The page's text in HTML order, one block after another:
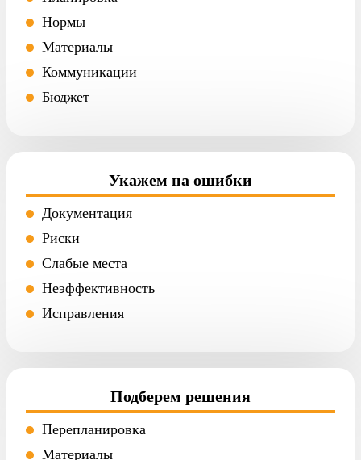
Нормы
Материалы
Коммуникации
Бюджет
Укажем на ошибки
Документация
Риски
Слабые места
Неэффективность
Исправления
Подберем решения
Перепланировка
Материалы